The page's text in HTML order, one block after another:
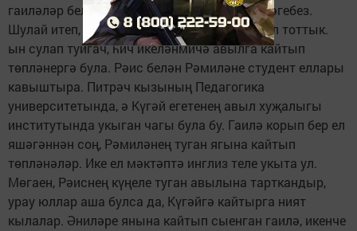
гаиләләр белән танышып, сөйләшү иде теләгебез.
Шулай итеп, без Әбделхәевлар гаиләсенә юл тоттык.
ын сулап туйгач, һич икеләнмичә авылга кайтып
төпләнергә була. Рәис белән Рәмиләне студент еллары
кавыштыра. Питрәч кызының Педагогика
университетында, ә Күгәй егетенең авыл хуҗалыгы
институтында укыган чагы була бу. Гаилә корып бер ел
яшәгәннән соң, Рәмиләнең туган ягына кайтып
төпләнәләр. Ике ел мәктәптә инглиз теле укыта ул.
Мөгаен, Рәиснең күңеле туган авылына тарткандыр,
урау юллар аша булса да, Күгәйгә кайтырга ният
кылалар. Әниләре янына кайтып сыенган гаилә, икенче